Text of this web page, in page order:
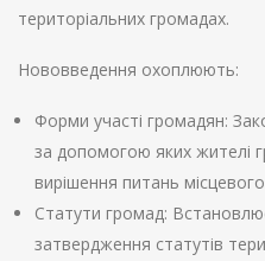
територіальних громадах.
Нововведення охоплюють:
Форми участі громадян:
за допомогою яких жителі
вирішення питань
Статути громад:
затвердження статутів